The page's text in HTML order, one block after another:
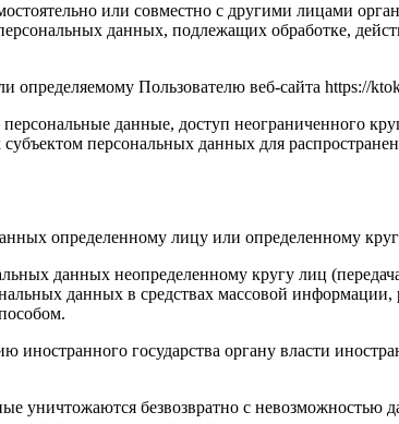
или совместно с другими лицами
данных, подлежащих обработке,
Пользователю веб-сайта https://
данные, доступ неограниченного
персональных данных для
определенному лицу или определенному
данных неопределенному кругу лиц
данных в средствах массовой
государства органу власти
уничтожаются безвозвратно с невозможностью